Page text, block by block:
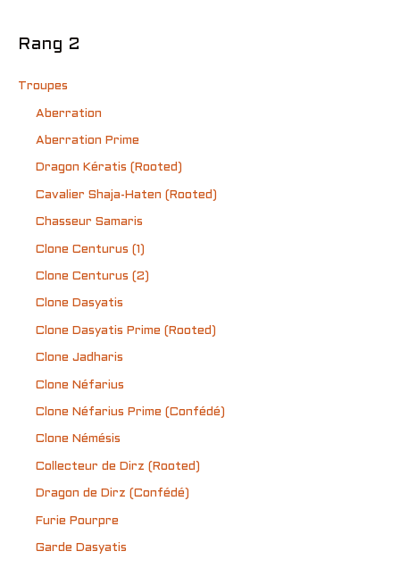
Rang 2
Troupes
Aberration
Aberration Prime
Dragon Kératis (Rooted)
Cavalier Shaja-Haten (Rooted)
Chasseur Samaris
Clone Centurus (1)
Clone Centurus (2)
Clone Dasyatis
Clone Dasyatis Prime (Rooted)
Clone Jadharis
Clone Néfarius
Clone Néfarius Prime (Confédé)
Clone Némésis
Collecteur de Dirz (Rooted)
Dragon de Dirz (Confédé)
Furie Pourpre
Garde Dasyatis